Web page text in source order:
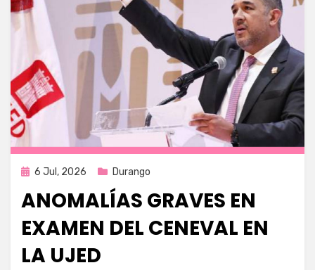
Publicada
6 Jul, 2026 Durango
ANOMALÍAS GRAVES EN
EXAMEN DEL CENEVAL EN
LA UJED